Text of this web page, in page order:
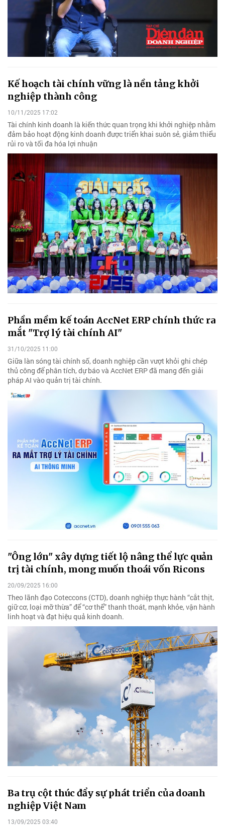
Kế hoạch tài chính vững là nền tảng khởi
nghiệp thành công
10/11/2025 17:02
Tài chính kinh doanh là kiến thức quan trọng khi khởi nghiệp nhằm
đảm bảo hoạt động kinh doanh được triển khai suôn sẻ, giảm thiểu
rủi ro và tối đa hóa lợi nhuận
Phần mềm kế toán AccNet ERP chính thức ra
mắt "Trợ lý tài chính AI"
31/10/2025 11:00
Giữa làn sóng tài chính số, doanh nghiệp cần vượt khỏi ghi chép
thủ công để phân tích, dự báo và AccNet ERP đã mang đến giải
pháp AI vào quản trị tài chính.
"Ông lớn" xây dựng tiết lộ nâng thể lực quản
trị tài chính, mong muốn thoái vốn Ricons
20/09/2025 16:00
Theo lãnh đạo Coteccons (CTD), doanh nghiệp thực hành “cắt thịt,
giữ cơ, loại mỡ thừa” để “cơ thể” thanh thoát, mạnh khỏe, vận hành
linh hoạt và đạt hiệu quả kinh doanh.
Ba trụ cột thúc đẩy sự phát triển của doanh
nghiệp Việt Nam
13/09/2025 03:40